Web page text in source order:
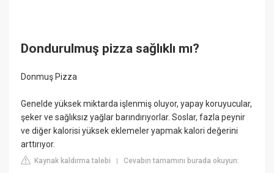
Dondurulmuş pizza sağlıklı mı?
Donmuş Pizza
Genelde yüksek miktarda işlenmiş oluyor, yapay koruyucular,
şeker ve sağlıksız yağlar barındırıyorlar. Soslar, fazla peynir
ve diğer kalorisi yüksek eklemeler yapmak kalori değerini
arttırıyor.
Kaynak kaldırma talebi |Cevabın tamamını burada okuyun: